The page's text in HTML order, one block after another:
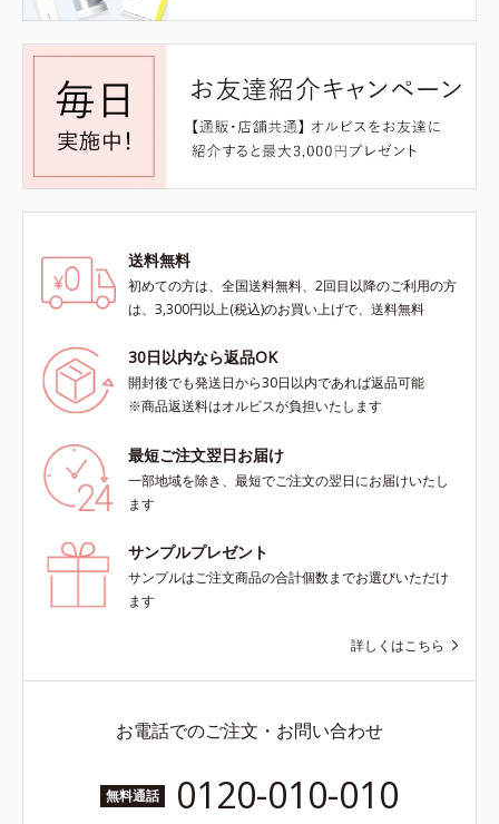
送料無料
初めての方は、全国送料無料、2回目以降のご利用の方
は、3,300円以上(税込)のお買い上げで、送料無料
30日以内なら返品OK
開封後でも発送日から30日以内であれば返品可能
※商品返送料はオルビスが負担いたします
最短ご注文翌日お届け
一部地域を除き、最短でご注文の翌日にお届けいたし
ます
サンプルプレゼント
サンプルはご注文商品の合計個数までお選びいただけ
ます
詳しくはこちら
お電話でのご注文・お問い合わせ
無料通話 0120-010-010